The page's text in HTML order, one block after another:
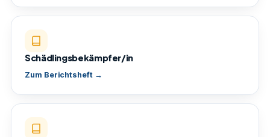
Schädlingsbekämpfer/in
Zum Berichtsheft →